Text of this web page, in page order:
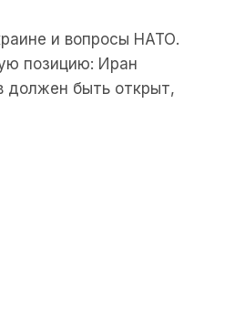
и вопросы НАТО.
позицию: Иран
должен быть открыт,